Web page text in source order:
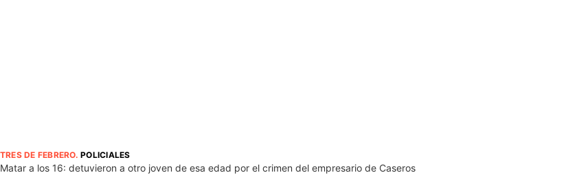
TRES DE FEBRERO.POLICIALES
Matar a los 16: detuvieron a otro joven de esa edad por el crimen del empresario de Caseros